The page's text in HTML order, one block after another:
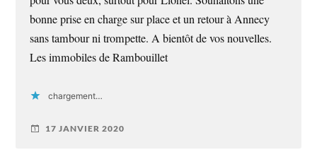
bonne prise en charge sur place et un retour à Annecy
sans tambour ni trompette. A bientôt de vos nouvelles.
Les immobiles de Rambouillet
chargement…
17 JANVIER 2020